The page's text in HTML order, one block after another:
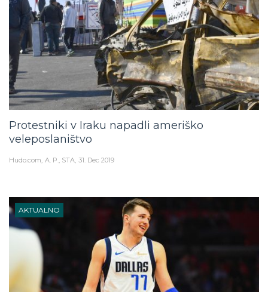
Protestniki v Iraku napadli ameriško
veleposlaništvo
Hudo.com A. P., STA 31. Dec 2019
AKTUALNO